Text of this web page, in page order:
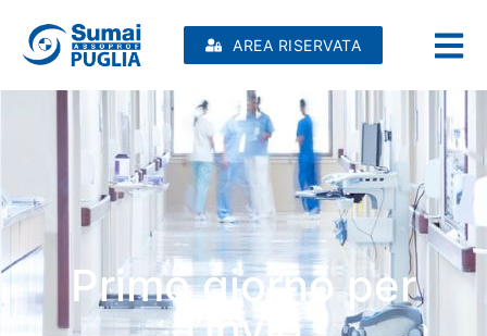
AREA RISERVATA
Primo giorno per